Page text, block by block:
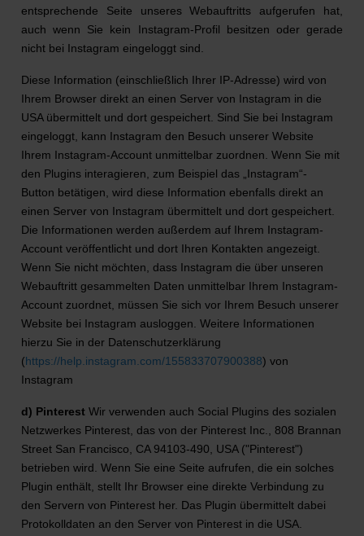
entsprechende Seite unseres Webauftritts aufgerufen hat,
auch wenn Sie kein Instagram-Profil besitzen oder gerade
nicht bei Instagram eingeloggt sind.
Diese Information (einschließlich Ihrer IP-Adresse) wird von
Ihrem Browser direkt an einen Server von Instagram in die
USA übermittelt und dort gespeichert. Sind Sie bei Instagram
eingeloggt, kann Instagram den Besuch unserer Website
Ihrem Instagram-Account unmittelbar zuordnen. Wenn Sie mit
den Plugins interagieren, zum Beispiel das „Instagram“-
Button betätigen, wird diese Information ebenfalls direkt an
einen Server von Instagram übermittelt und dort gespeichert.
Die Informationen werden außerdem auf Ihrem Instagram-
Account veröffentlicht und dort Ihren Kontakten angezeigt.
Wenn Sie nicht möchten, dass Instagram die über unseren
Webauftritt gesammelten Daten unmittelbar Ihrem Instagram-
Account zuordnet, müssen Sie sich vor Ihrem Besuch unserer
Website bei Instagram ausloggen. Weitere Informationen
hierzu Sie in der Datenschutzerklärung
(https://help.instagram.com/155833707900388) von
Instagram
d) Pinterest Wir verwenden auch Social Plugins des sozialen
Netzwerkes Pinterest, das von der Pinterest Inc., 808 Brannan
Street San Francisco, CA 94103-490, USA ("Pinterest")
betrieben wird. Wenn Sie eine Seite aufrufen, die ein solches
Plugin enthält, stellt Ihr Browser eine direkte Verbindung zu
den Servern von Pinterest her. Das Plugin übermittelt dabei
Protokolldaten an den Server von Pinterest in die USA.